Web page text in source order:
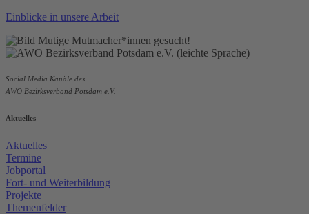
Einblicke in unsere Arbeit
Social Media Kanäle des
AWO Bezirksverband Potsdam e.V.
Aktuelles
Aktuelles
Termine
Jobportal
Fort- und Weiterbildung
Projekte
Themenfelder